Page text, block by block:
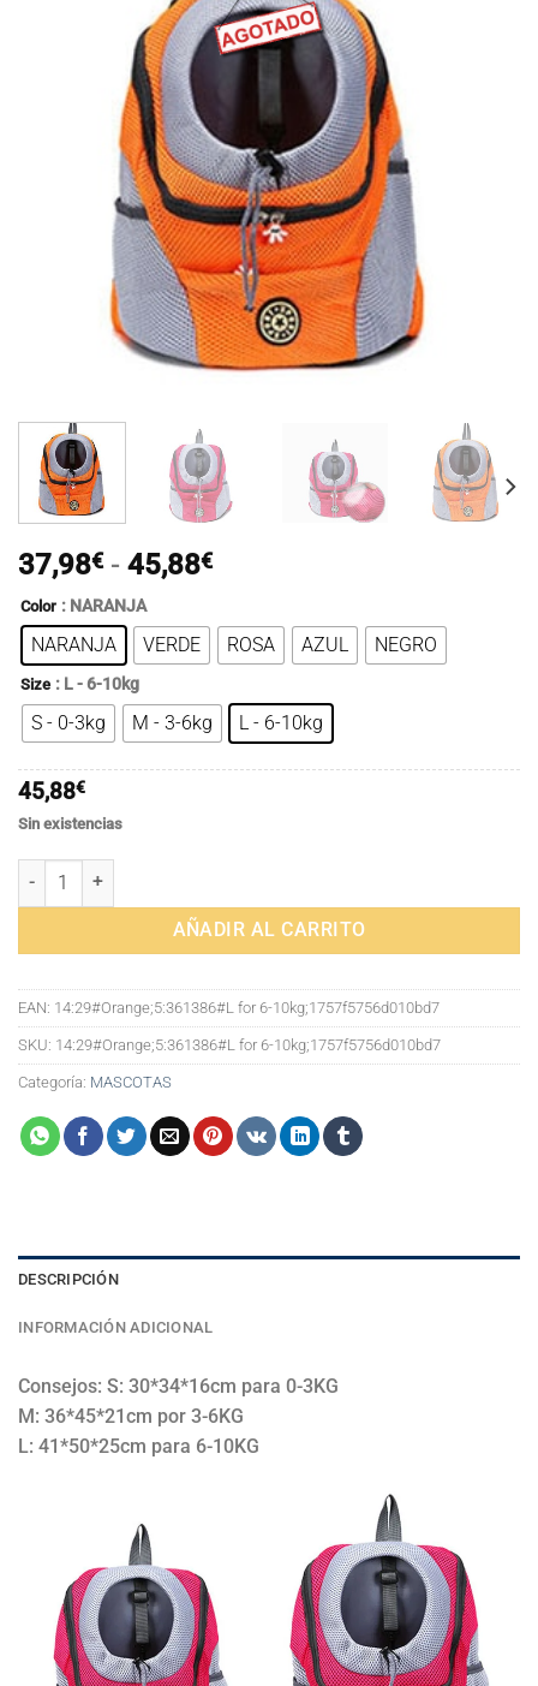
37,98€ - 45,88€Rango
precios:
desde
hasta
45,88€
Color : NARANJA
NARANJA VERDE ROSA AZUL NEGRO
Size : L - 6-10kg
S - 0-3kg M - 3-6kg L - 6-10kg
45,88€
Sin existencias
Mochila de viaje portátil de doble hombro para exteriores, bolsa
AÑADIR AL CARRITO
EAN: 14:29#Orange;5:361386#L for 6-10kg;1757f5756d010bd7
SKU: 14:29#Orange;5:361386#L for 6-10kg;1757f5756d010bd7
Categoría: MASCOTAS
DESCRIPCIÓN
INFORMACIÓN ADICIONAL
Consejos: S: 30*34*16cm para 0-3KG
M: 36*45*21cm por 3-6KG
L: 41*50*25cm para 6-10KG